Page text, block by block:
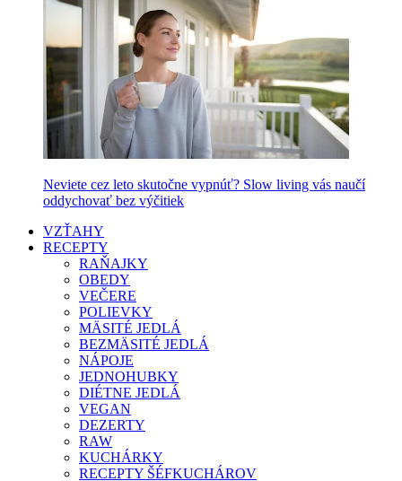
Neviete cez leto skutočne vypnúť? Slow living vás naučí
oddychovať bez výčitiek
VZŤAHY
RECEPTY
RAŇAJKY
OBEDY
VEČERE
POLIEVKY
MÄSITÉ JEDLÁ
BEZMÄSITÉ JEDLÁ
NÁPOJE
JEDNOHUBKY
DIÉTNE JEDLÁ
VEGAN
DEZERTY
RAW
KUCHÁRKY
RECEPTY ŠÉFKUCHÁROV